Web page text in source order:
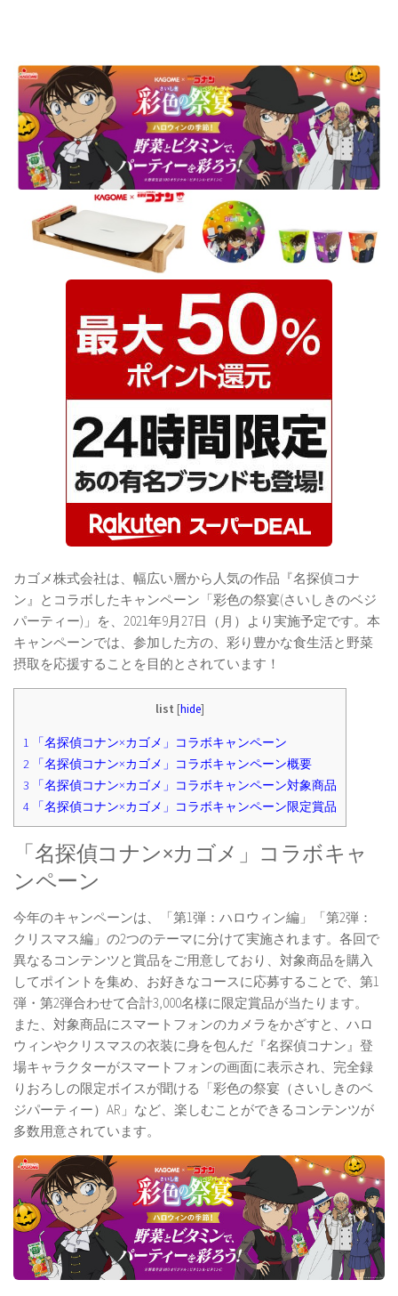
カゴメ株式会社は、幅広い層から人気の作品『名探偵コナ
ン』とコラボしたキャンペーン「彩色の祭宴(さいしきのベジ
パーティー)」を、2021年9月27日（月）より実施予定です。本
キャンペーンでは、参加した方の、彩り豊かな食生活と野菜
摂取を応援することを目的とされています！
list [hide]
1 「名探偵コナン×カゴメ」コラボキャンペーン
2 「名探偵コナン×カゴメ」コラボキャンペーン概要
3 「名探偵コナン×カゴメ」コラボキャンペーン対象商品
4 「名探偵コナン×カゴメ」コラボキャンペーン限定賞品
「名探偵コナン×カゴメ」コラボキャ
ンペーン
今年のキャンペーンは、「第1弾：ハロウィン編」「第2弾：
クリスマス編」の2つのテーマに分けて実施されます。各回で
異なるコンテンツと賞品をご用意しており、対象商品を購入
してポイントを集め、お好きなコースに応募することで、第1
弾・第2弾合わせて合計3,000名様に限定賞品が当たります。
また、対象商品にスマートフォンのカメラをかざすと、ハロ
ウィンやクリスマスの衣装に身を包んだ『名探偵コナン』登
場キャラクターがスマートフォンの画面に表示され、完全録
りおろしの限定ボイスが聞ける「彩色の祭宴（さいしきのベ
ジパーティー）AR」など、楽しむことができるコンテンツが
多数用意されています。